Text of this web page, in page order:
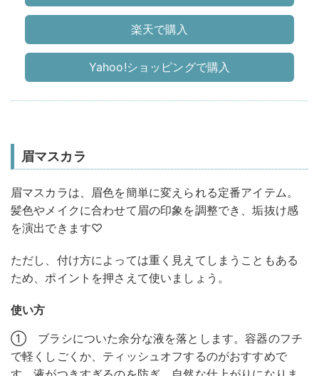
楽天で購入
Yahoo!ショッピングで購入
眉マスカラ
眉マスカラは、眉色を簡単に変えられる定番アイテム。
髪色やメイクに合わせて眉の印象を調整でき、垢抜け感
を演出できます♡
ただし、付け方によっては重く見えてしまうこともある
ため、ポイントを押さえて使いましょう。
使い方
① ブラシについた余分な液を落とします。容器のフチ
で軽くしごくか、ティッシュオフするのがおすすめで